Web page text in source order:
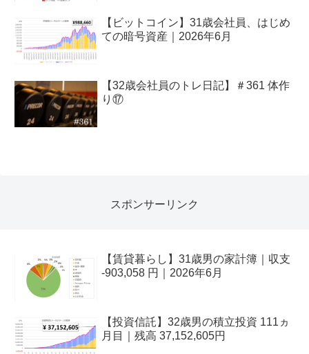
【ビットコイン】31歳会社員、はじめ
ての暗号資産｜2026年6月
【32歳会社員のトレ日記】＃361 体作
り⑰
スポンサーリンク
【賃貸暮らし】31歳男の家計簿｜収支
-903,058 円｜2026年6月
【投資信託】32歳男の積立投資 111ヵ
月目｜残高 37,152,605円